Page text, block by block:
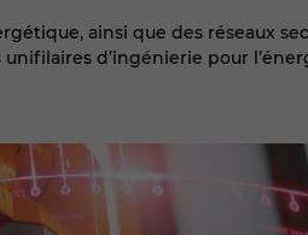
ainsi que des réseaux
d’ingénierie pour